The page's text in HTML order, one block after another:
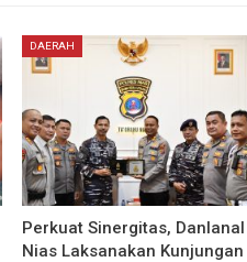
DAERAH
Perkuat Sinergitas, Danlanal
Nias Laksanakan Kunjungan